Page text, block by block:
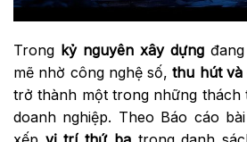
Trong kỷ nguyên xây dựng
mẽ nhờ công nghệ số,thu hút và
trở thành một trong những thách
doanh nghiệp. Theo Báo cáo